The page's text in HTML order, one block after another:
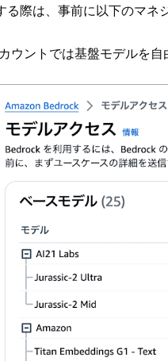
際は、事前に以下のマ
ウントでは基盤モデルを自